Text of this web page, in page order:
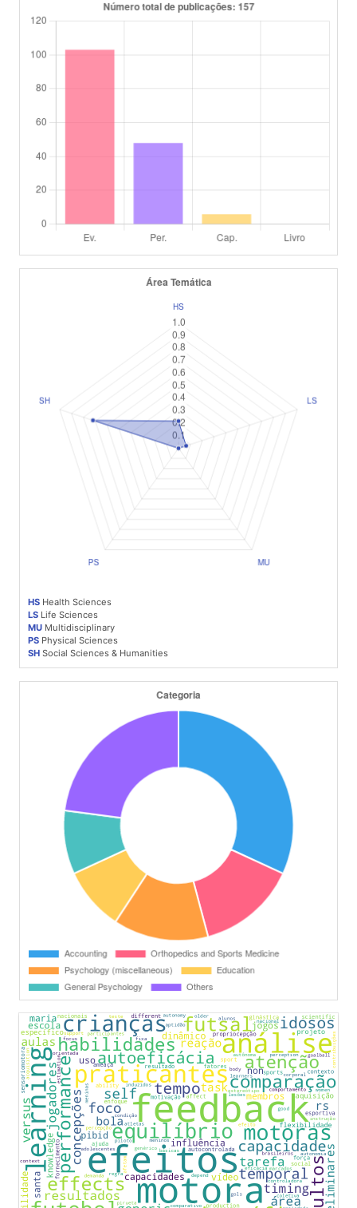
HS Health Sciences
LS Life Sciences
MU Multidisciplinary
PS Physical Sciences
SH Social Sciences & Humanities